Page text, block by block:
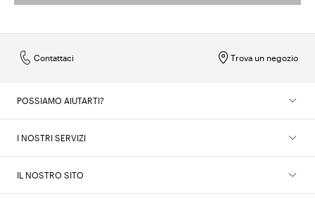
Trova un negozio
Contattaci
POSSIAMO AIUTARTI?
I NOSTRI SERVIZI
IL NOSTRO SITO